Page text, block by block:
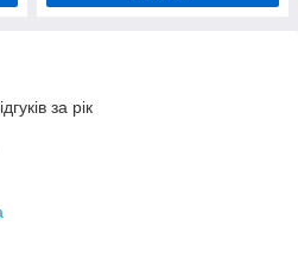
за рік